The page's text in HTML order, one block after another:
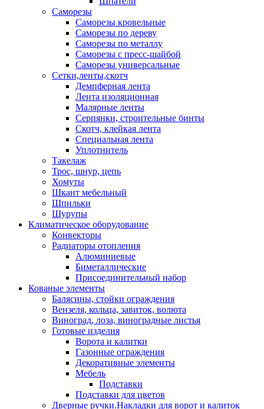
Саморезы
Саморезы кровельные
Саморезы по дереву
Саморезы по металлу
Саморезы с пресс-шайбой
Саморезы универсальные
Сетки,ленты,скотч
Демпферная лента
Лента изоляционная
Малярные ленты
Серпянки, строительные бинты
Скотч, клейкая лента
Специальная лента
Уплотнитель
Такелаж
Трос, шнур, цепь
Хомуты
Шкант мебельный
Шпильки
Шурупы
Климатическое оборудование
Конвекторы
Радиаторы отопления
Алюминиевые
Биметаллические
Присоединительный набор
Кованые элементы
Балясины, стойки ограждения
Вензеля, кольца, завиток, волюта
Виноград, лоза, виноградные листья
Готовые изделия
Ворота и калитки
Газонные ограждения
Декоративные элементы
Мебель
Подставки
Подставки для цветов
Дверные ручки.Накладки для ворот и калиток